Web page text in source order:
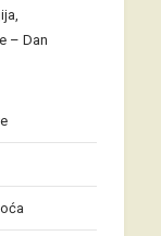
– Dan